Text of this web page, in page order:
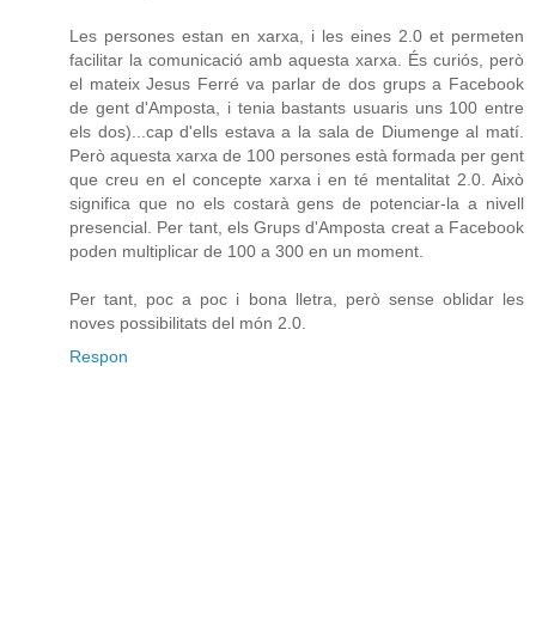
Les persones estan en xarxa, i les eines 2.0 et permeten
facilitar la comunicació amb aquesta xarxa. És curiós, però
el mateix Jesus Ferré va parlar de dos grups a Facebook
de gent d'Amposta, i tenia bastants usuaris uns 100 entre
els dos)...cap d'ells estava a la sala de Diumenge al matí.
Però aquesta xarxa de 100 persones està formada per gent
que creu en el concepte xarxa i en té mentalitat 2.0. Això
significa que no els costarà gens de potenciar-la a nivell
presencial. Per tant, els Grups d'Amposta creat a Facebook
poden multiplicar de 100 a 300 en un moment.
Per tant, poc a poc i bona lletra, però sense oblidar les
noves possibilitats del món 2.0.
Respon